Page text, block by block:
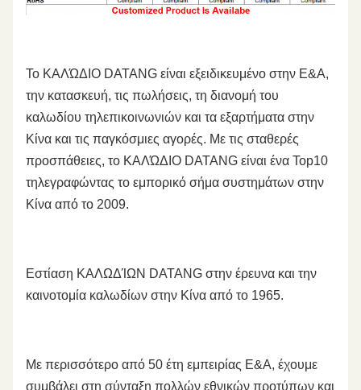
Το ΚΑΛΏΔΙΟ DATANG είναι εξειδικευμένο στην Ε&Α,
την κατασκευή, τις πωλήσεις, τη διανομή του
καλωδίου τηλεπικοινωνιών και τα εξαρτήματα στην
Κίνα και τις παγκόσμιες αγορές. Με τις σταθερές
προσπάθειες, το ΚΑΛΏΔΙΟ DATANG είναι ένα Top10
τηλεγραφώντας το εμπορικό σήμα συστημάτων στην
Κίνα από το 2009.
Εστίαση ΚΑΛΩΔΊΩΝ DATANG στην έρευνα και την
καινοτομία καλωδίων στην Κίνα από το 1965.
Με περισσότερο από 50 έτη εμπειρίας Ε&Α, έχουμε
συμβάλει στη σύνταξη πολλών εθνικών προτύπων και